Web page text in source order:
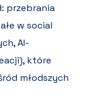
przebrania
w social
AI-
które
młodszych